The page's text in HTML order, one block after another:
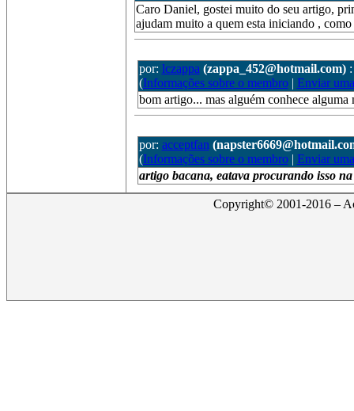
Caro Daniel, gostei muito do seu artigo,
ajudam muito a quem esta iniciando ,
por: lczappa (zappa_452@hotmail.com)
(Informações sobre o membro| Enviar
bom artigo... mas alguém conhece alguma
por: acceptfan
(Informações sobre o membro| Enviar
artigo bacana, eatava procurando isso
Copyright© 2001-2016 –